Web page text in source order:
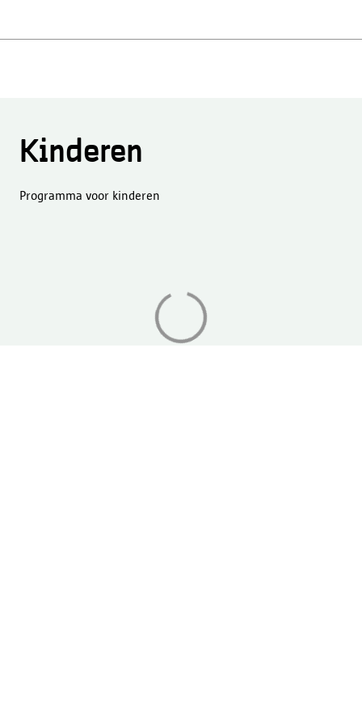
Kinderen
Programma voor kinderen
Aan
het